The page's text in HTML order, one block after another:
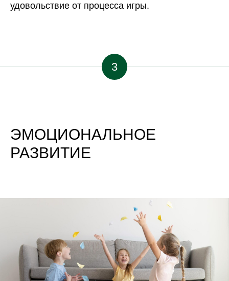
удовольствие от процесса игры.
3
ЭМОЦИОНАЛЬНОЕ
РАЗВИТИЕ